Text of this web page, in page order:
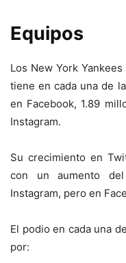
Equipos
Los New York
tiene en cada una de
en Facebook, 1.89
Instagram.
Su crecimiento en
con un aumento
Instagram, pero en
El podio en cada una
por: